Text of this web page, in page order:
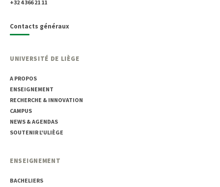
+32 4 366 21 11
Contacts généraux
UNIVERSITÉ DE LIÈGE
A PROPOS
ENSEIGNEMENT
RECHERCHE & INNOVATION
CAMPUS
NEWS & AGENDAS
SOUTENIR L'ULIÈGE
ENSEIGNEMENT
BACHELIERS